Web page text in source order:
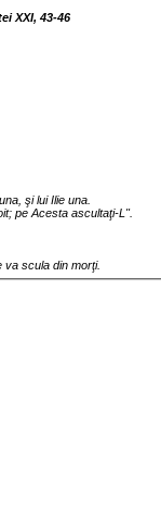
XXI, 43-46
şi lui Ilie una.
pe Acesta ascultaţi-L".
scula din morţi.